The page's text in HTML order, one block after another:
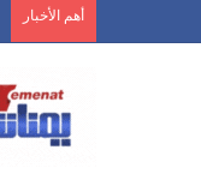
أهم الأخبار